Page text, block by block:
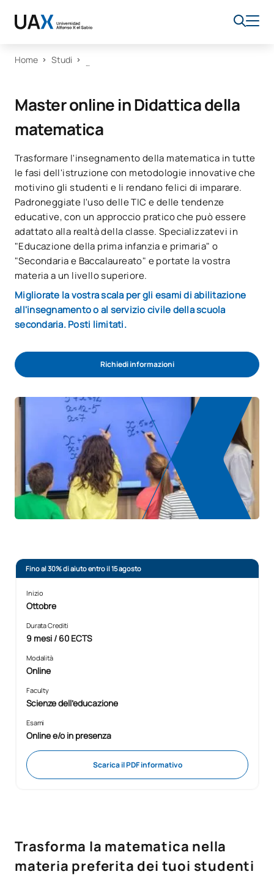
Home Studi
Master online in Didattica della
matematica
Trasformare l'insegnamento della matematica in tutte
le fasi dell'istruzione con metodologie innovative che
motivino gli studenti e li rendano felici di imparare.
Padroneggiate l'uso delle TIC e delle tendenze
educative, con un approccio pratico che può essere
adattato alla realtà della classe. Specializzatevi in
"Educazione della prima infanzia e primaria" o
"Secondaria e Baccalaureato" e portate la vostra
materia a un livello superiore.
Migliorate la vostra scala per gli esami di abilitazione
all'insegnamento o al servizio civile della scuola
secondaria. Posti limitati.
Richiedi informazioni
Fino al 30% di aiuto entro il 15 agosto
Inizio
Ottobre
Durata Crediti
9 mesi / 60 ECTS
Modalità
Online
Faculty
Scienze dell'educazione
Esami
Online e/o in presenza
Scarica il PDF informativo
Trasforma la matematica nella
materia preferita dei tuoi studenti